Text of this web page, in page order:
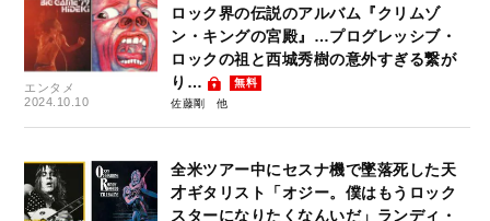
エンタメ
2024.10.10
ロック界の伝説のアルバム『クリムゾ
ン・キングの宮殿』…プログレッシブ・
ロックの祖と西城秀樹の意外すぎる繋が
り…
無料
佐藤剛
全米ツアー中にセスナ機で墜落死した天
才ギタリスト「オジー。僕はもうロック
スターになりたくなんいだ」ランディ・